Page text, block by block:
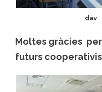
dav
Moltes gràcies
futurs